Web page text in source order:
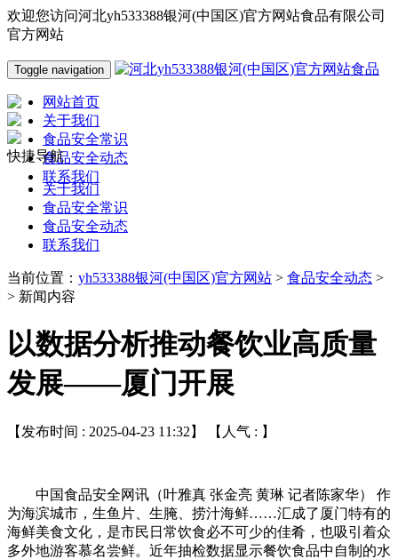
欢迎您访问河北yh533388银河(中国区)官方网站食品有限公司
官方网站
Toggle navigation
网站首页
关于我们
食品安全常识
食品安全动态
联系我们
快捷导航
关于我们
食品安全常识
食品安全动态
联系我们
当前位置： yh533388银河(中国区)官方网站 > 食品安全动态 >
> 新闻内容
以数据分析推动餐饮业高质量
发展——厦门开展
【发布时间 : 2025-04-23 11:32】 【人气 : 】
中国食品安全网讯（叶雅真 张金亮 黄琳 记者陈家华） 作
为海滨城市，生鱼片、生腌、捞汁海鲜……汇成了厦门特有的
海鲜美食文化，是市民日常饮食必不可少的佳肴，也吸引着众
多外地游客慕名尝鲜。近年抽检数据显示餐饮食品中自制的水